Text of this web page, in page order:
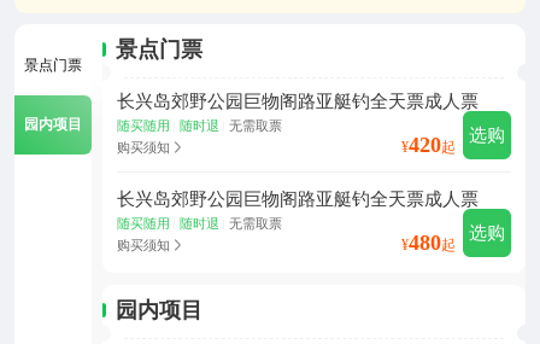
景点门票
园内项目
景点门票
长兴岛郊野公园巨物阁路亚艇钓全天票成人票
随买随用 随时退
无需取票
购买须知
¥420起
选购
长兴岛郊野公园巨物阁路亚艇钓全天票成人票
随买随用 随时退
无需取票
购买须知
¥480起
选购
园内项目